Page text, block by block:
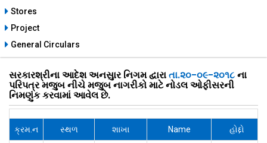
Stores
Project
General Circulars
સરકારશ્રીના આદેશ અનસુાર નિગમ દ્વારાતા.૨૦-૦૯-૨૦૧૮ના
પરિપત્ર મજુબ નીચે મજુબ નાગરીકો માટે નોડલ ઓફીસરની
નિમણુંક કરવામાં આવેલ છે.
ક્રમ.ન સ્થળ શાખા Name હોદ્દો